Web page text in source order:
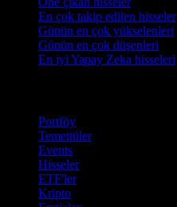
En çok takip edilen hisseler
Günün en çok yükselenleri
Günün en çok düşenleri
En iyi Yapay Zeka hisseleri
Portföy
Temettüler
Events
Hisseler
ETF'ler
Kripto